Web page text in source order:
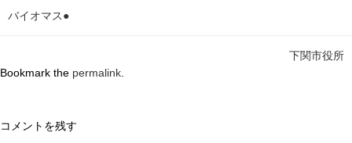
バイオマス●
下関市役所
Bookmark the permalink
コメントを残す